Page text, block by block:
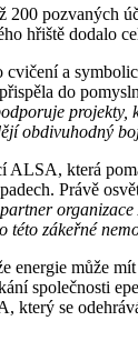
pozvaných
hřiště dodalo
cvičení a
do
obdivuhodný
ALSA, která
Právě
zákeřné
může
společnosti
který se